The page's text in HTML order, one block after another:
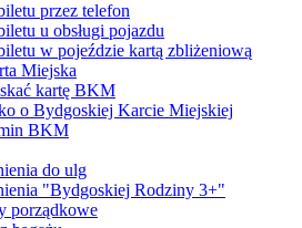
przez telefon
u obsługi pojazdu
w pojeździe kartą zbliżeniową
Miejska
kartę BKM
o Bydgoskiej Karcie Miejskiej
BKM
do ulg
"Bydgoskiej Rodziny 3+"
porządkowe